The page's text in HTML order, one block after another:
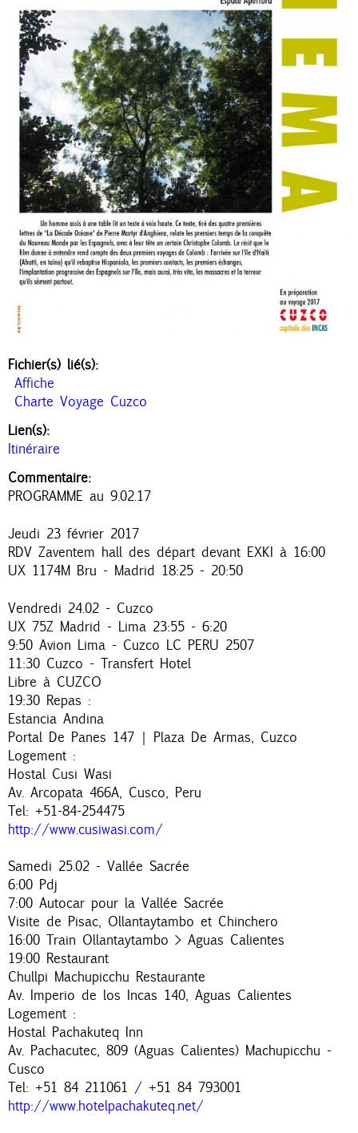
Fichier(s) lié(s):
Affiche
Charte Voyage Cuzco
Lien(s):
Itinéraire
Commentaire:
PROGRAMME au 9.02.17
Jeudi 23 février 2017
RDV Zaventem hall des départ devant EXKI à 16:00
UX 1174M Bru - Madrid 18:25 - 20:50
Vendredi 24.02 - Cuzco
UX 75Z Madrid - Lima 23:55 - 6:20
9:50 Avion Lima - Cuzco LC PERU 2507
11:30 Cuzco - Transfert Hotel
Libre à CUZCO
19:30 Repas :
Estancia Andina
Portal De Panes 147 | Plaza De Armas, Cuzco
Logement :
Hostal Cusi Wasi
Av. Arcopata 466A, Cusco, Peru
Tel: +51-84-254475
http://www.cusiwasi.com/
Samedi 25.02 - Vallée Sacrée
6:00 Pdj
7:00 Autocar pour la Vallée Sacrée
Visite de Pisac, Ollantaytambo et Chinchero
16:00 Train Ollantaytambo > Aguas Calientes
19:00 Restaurant
Chullpi Machupicchu Restaurante
Av. Imperio de los Incas 140, Aguas Calientes
Logement :
Hostal Pachakuteq Inn
Av. Pachacutec, 809 (Aguas Calientes) Machupicchu -
Cusco
Tel: +51 84 211061 / +51 84 793001
http://www.hotelpachakuteq.net/